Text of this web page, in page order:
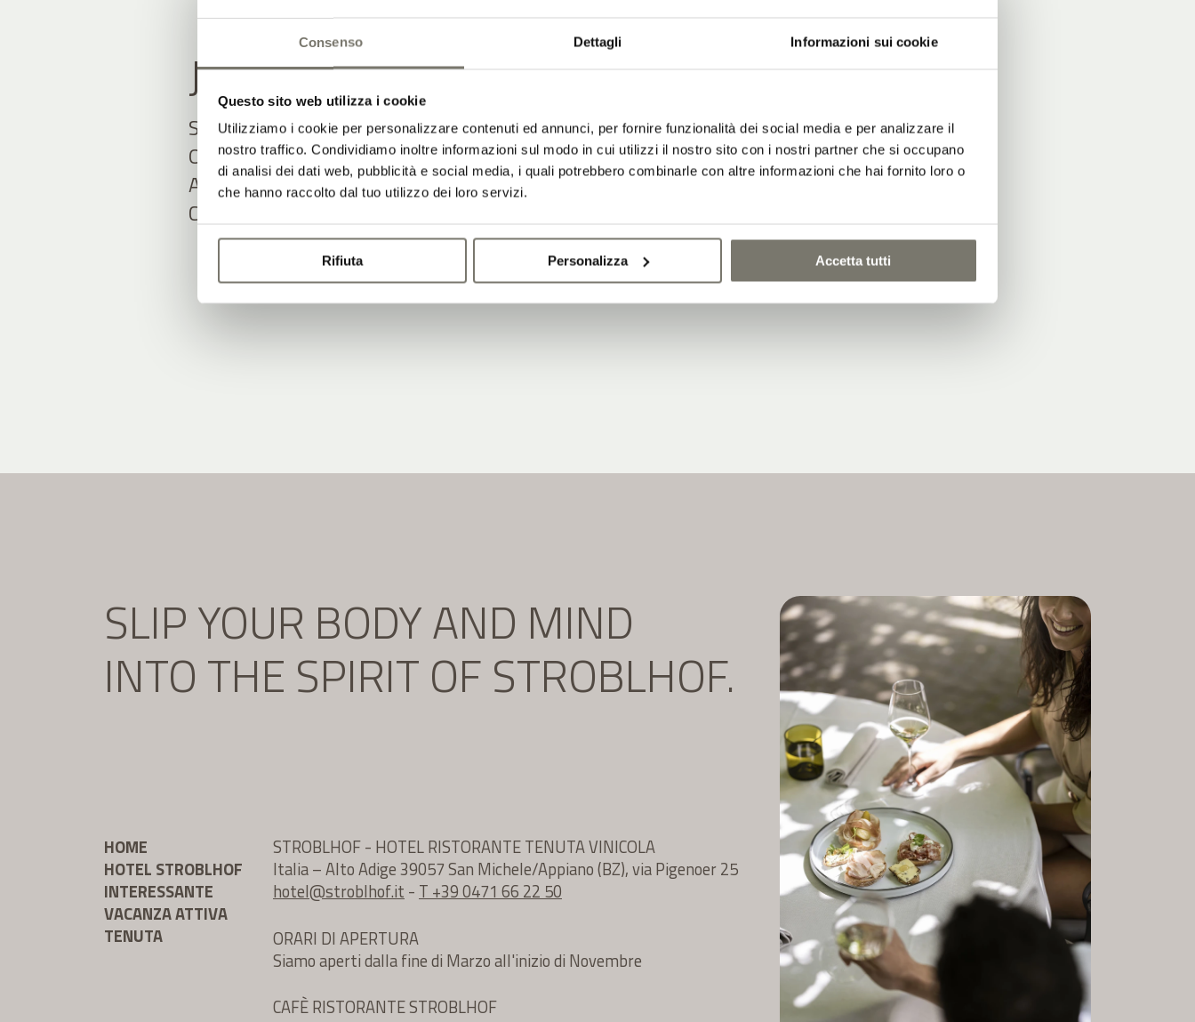
Consenso Dettagli Informazioni sui cookie
Questo sito web utilizza i cookie
Utilizziamo i cookie per personalizzare contenuti ed annunci, per fornire funzionalità dei social media e per analizzare il
nostro traffico. Condividiamo inoltre informazioni sul modo in cui utilizzi il nostro sito con i nostri partner che si occupano
di analisi dei dati web, pubblicità e social media, i quali potrebbero combinarle con altre informazioni che hai fornito loro o
che hanno raccolto dal tuo utilizzo dei loro servizi.
Rifiuta Personalizza Accetta tutti
JOIN THE COMMUNITY
Sii tra i primi a ricevere notizie dallo Stroblhof.
Offerte esclusive e aggiornamenti dal nostro Wine Hotel in Alto
Adige ti aspettano.
Compila semplicemente il modulo e iscriviti alla newsletter:
SLIP YOUR BODY AND MIND
INTO THE SPIRIT OF STROBLHOF.
HOME
HOTEL STROBLHOF
INTERESSANTE
VACANZA ATTIVA
TENUTA
STROBLHOF - HOTEL RISTORANTE TENUTA VINICOLA
Italia – Alto Adige 39057 San Michele/Appiano (BZ), via Pigenoer 25
hotel@stroblhof.it - T +39 0471 66 22 50
ORARI DI APERTURA
Siamo aperti dalla fine di Marzo all'inizio di Novembre
CAFÈ RISTORANTE STROBLHOF